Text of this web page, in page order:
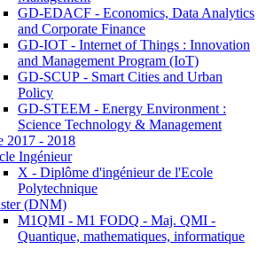
GD-EDACF - Economics, Data Analytics
and Corporate Finance
GD-IOT - Internet of Things : Innovation
and Management Program (IoT)
GD-SCUP - Smart Cities and Urban
Policy
GD-STEEM - Energy Environment :
Science Technology & Management
2017 - 2018
Ingénieur
X - Diplôme d'ingénieur de l'Ecole
Polytechnique
(DNM)
M1QMI - M1 FODQ - Maj. QMI -
Quantique, mathematiques, informatique